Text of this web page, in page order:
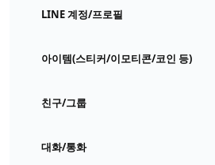
LINE 계정/프로필
아이템(스티커/이모티콘/코인 등)
친구/그룹
대화/통화